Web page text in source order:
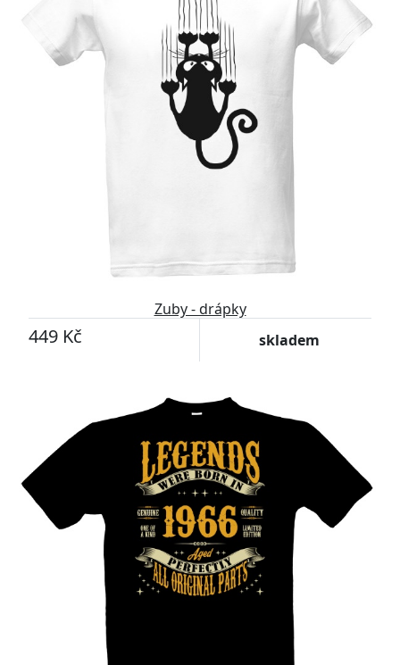
Zuby - drápky
449 Kč skladem